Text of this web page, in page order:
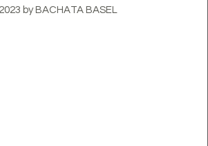
by BACHATA BASEL